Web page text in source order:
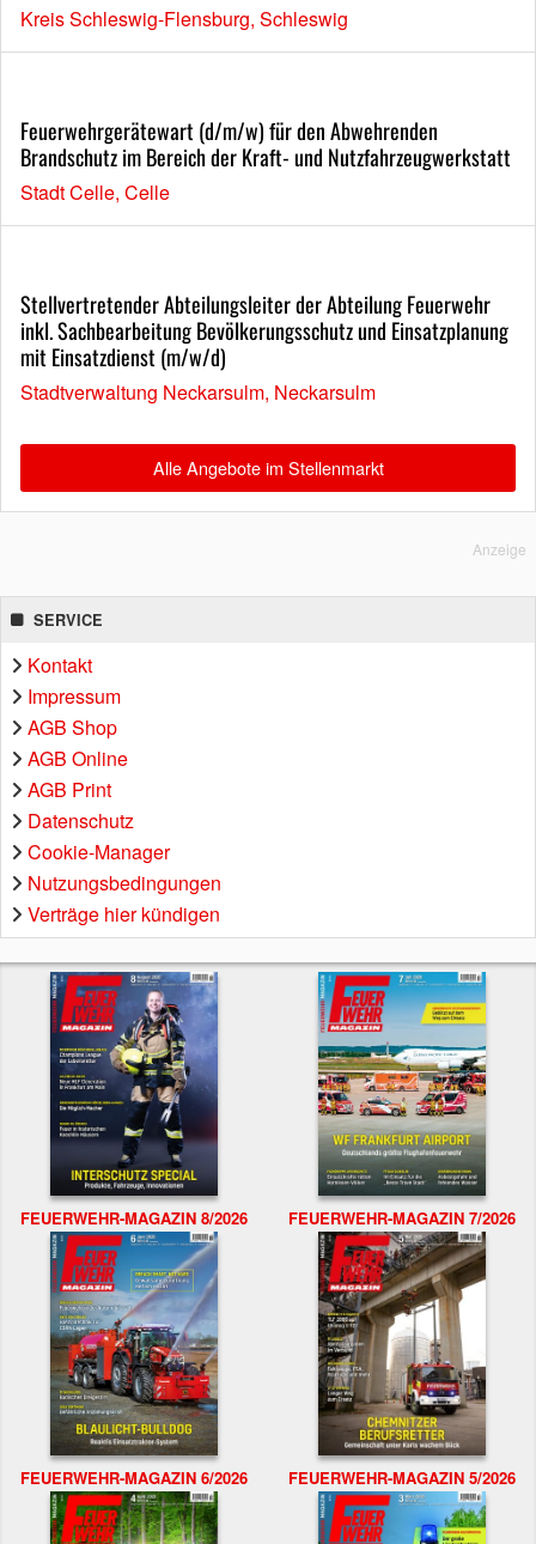
Kreis Schleswig-Flensburg, Schleswig
Feuerwehrgerätewart (d/m/w) für den Abwehrenden
Brandschutz im Bereich der Kraft- und Nutzfahrzeugwerkstatt
Stadt Celle, Celle
Stellvertretender Abteilungsleiter der Abteilung Feuerwehr
inkl. Sachbearbeitung Bevölkerungsschutz und Einsatzplanung
mit Einsatzdienst (m/w/d)
Stadtverwaltung Neckarsulm, Neckarsulm
Alle Angebote im Stellenmarkt
Anzeige
SERVICE
Kontakt
Impressum
AGB Shop
AGB Online
AGB Print
Datenschutz
Cookie-Manager
Nutzungsbedingungen
Verträge hier kündigen
FEUERWEHR-MAGAZIN 8/2026 FEUERWEHR-MAGAZIN 7/2026
FEUERWEHR-MAGAZIN 6/2026 FEUERWEHR-MAGAZIN 5/2026